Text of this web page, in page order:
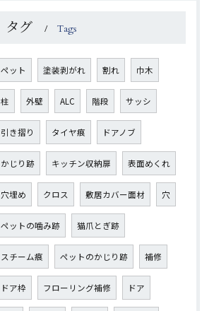
タグ Tags
ペット 塗装剥がれ 割れ 巾木
柱 外壁 ALC 階段 サッシ
引き摺り タイヤ痕 ドアノブ
かじり跡 キッチン収納扉 表面めくれ
穴埋め クロス 敷居カバー面材 穴
ペットの噛み跡 猫爪とぎ跡
スチーム痕 ペットのかじり跡 補修
ドア枠 フローリング補修 ドア